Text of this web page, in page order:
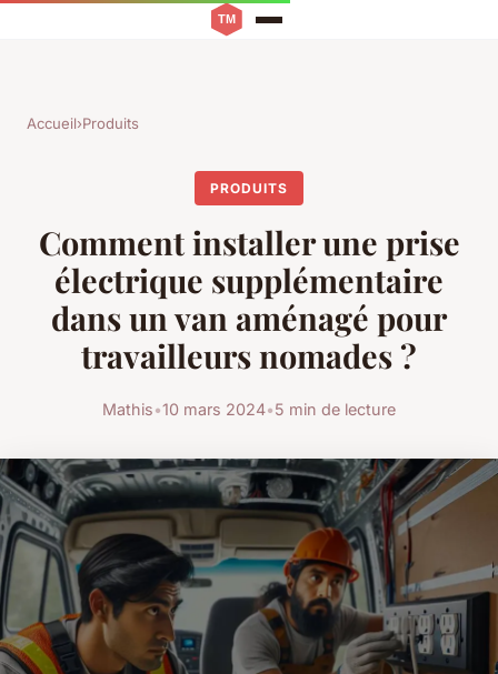
Accueil›Produits
PRODUITS
Comment installer une prise
électrique supplémentaire
dans un van aménagé pour
travailleurs nomades ?
Mathis•10 mars 2024•5 min de lecture